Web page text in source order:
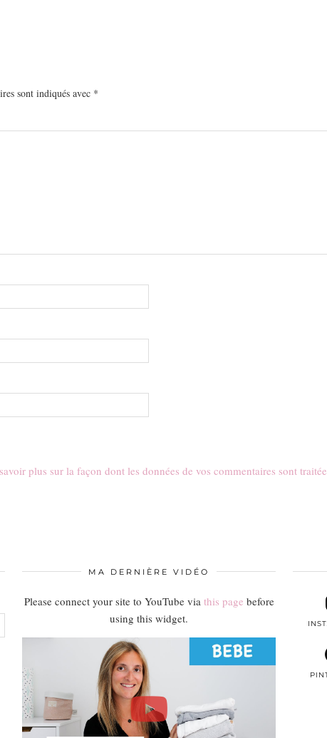
sont indiqués avec *
plus sur la façon dont les données de vos commentaires sont
MA DERNIÈRE VIDÉO
Please connect your site to YouTube via this page before
using this widget.